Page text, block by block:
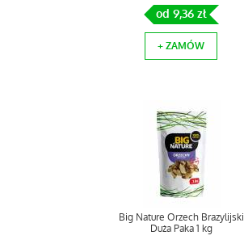
od 9,36 zł
+ ZAMÓW
Big Nature Orzech Brazylijski
Duża Paka 1 kg